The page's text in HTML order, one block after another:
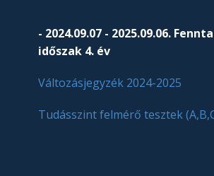
- 2024.09.07 - 2025.09.06.
időszak 4. év
Változásjegyzék 2024-2025
Tudásszint felmérő tesztek